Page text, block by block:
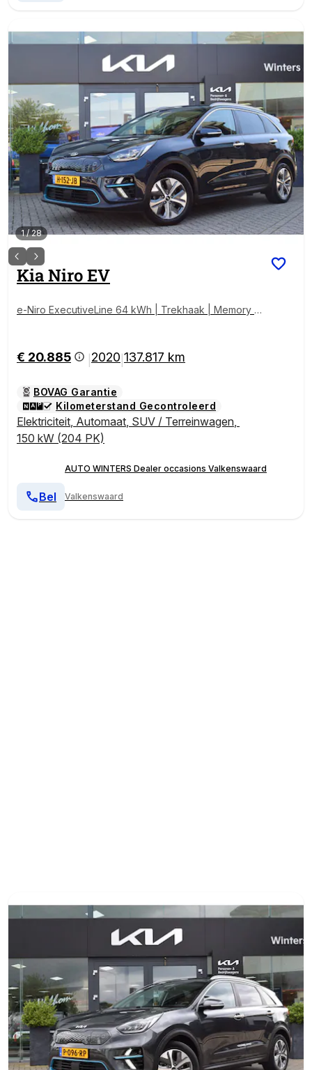
1/28
KiaNiro EV
e-Niro ExecutiveLine 64 kWh | Trekhaak | Memory |
€ 20.885 2020 137.817 km
BOVAG Garantie
Kilometerstand Gecontroleerd
Elektriciteit, Automaat, SUV / Terreinwagen,
150 kW (204 PK)
AUTO WINTERS Dealer occasions Valkenswaard
Valkenswaard
Bel